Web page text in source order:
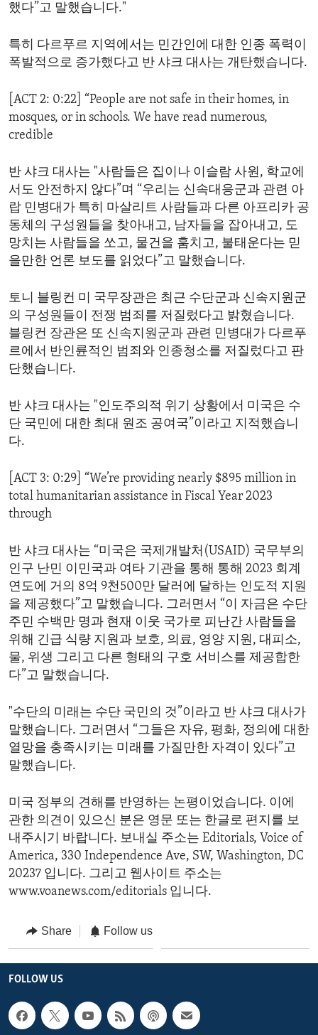
했다”고 말했습니다."
특히 다르푸르 지역에서는 민간인에 대한 인종 폭력이
폭발적으로 증가했다고 반 샤크 대사는 개탄했습니다.
[ACT 2: 0:22] “People are not safe in their homes, in
mosques, or in schools. We have read numerous,
credible
반 샤크 대사는 "사람들은 집이나 이슬람 사원, 학교에
서도 안전하지 않다”며 “우리는 신속대응군과 관련 아
랍 민병대가 특히 마살리트 사람들과 다른 아프리카 공
동체의 구성원들을 찾아내고, 남자들을 잡아내고, 도
망치는 사람들을 쏘고, 물건을 훔치고, 불태운다는 믿
을만한 언론 보도를 읽었다”고 말했습니다.
토니 블링컨 미 국무장관은 최근 수단군과 신속지원군
의 구성원들이 전쟁 범죄를 저질렀다고 밝혔습니다.
블링컨 장관은 또 신속지원군과 관련 민병대가 다르푸
르에서 반인륜적인 범죄와 인종청소를 저질렀다고 판
단했습니다.
반 샤크 대사는 "인도주의적 위기 상황에서 미국은 수
단 국민에 대한 최대 원조 공여국”이라고 지적했습니
다.
[ACT 3: 0:29] “We’re providing nearly $895 million in
total humanitarian assistance in Fiscal Year 2023
through
반 샤크 대사는 “미국은 국제개발처(USAID) 국무부의
인구 난민 이민국과 여타 기관을 통해 통해 2023 회계
연도에 거의 8억 9천500만 달러에 달하는 인도적 지원
을 제공했다”고 말했습니다. 그러면서 “이 자금은 수단
주민 수백만 명과 현재 이웃 국가로 피난간 사람들을
위해 긴급 식량 지원과 보호, 의료, 영양 지원, 대피소,
물, 위생 그리고 다른 형태의 구호 서비스를 제공합한
다”고 말했습니다.
"수단의 미래는 수단 국민의 것”이라고 반 샤크 대사가
말했습니다. 그러면서 “그들은 자유, 평화, 정의에 대한
열망을 충족시키는 미래를 가질만한 자격이 있다”고
말했습니다.
미국 정부의 견해를 반영하는 논평이었습니다. 이에
관한 의견이 있으신 분은 영문 또는 한글로 편지를 보
내주시기 바랍니다. 보내실 주소는 Editorials, Voice of
America, 330 Independence Ave, SW, Washington, DC
20237 입니다. 그리고 웹사이트 주소는
www.voanews.com/editorials 입니다.
Share Follow us
FOLLOW US